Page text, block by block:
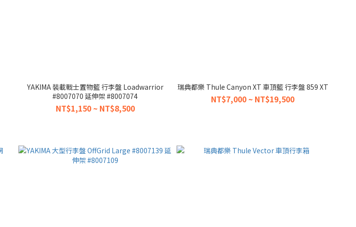
YAKIMA 裝載戰士置物籃 行李盤 Loadwarrior
#8007070 延伸架 #8007074
NT$1,150 ~ NT$8,500
瑞典都樂 Thule Canyon XT 車頂籃 行李盤 859 XT
NT$7,000 ~ NT$19,500